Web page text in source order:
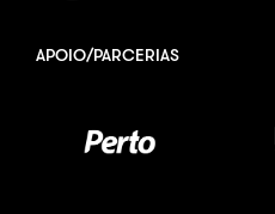
APOIO/PARCERIAS